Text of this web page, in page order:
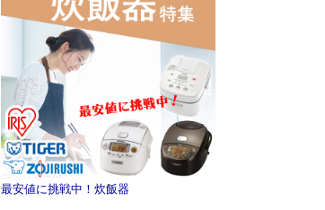
最安値に挑戦中！炊飯器